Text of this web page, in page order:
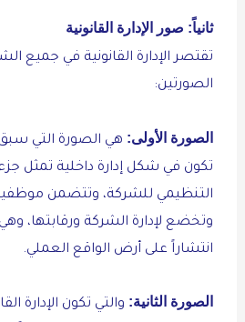
ثانياً: صور الإدارة القانونية
تقتصر الإدارة القانونية في جميع
الصورتين:
الصورة الأولى: هي الصورة التي سبق
تكون في شكل إدارة داخلية تمثل
التنظيمي للشركة، وتتضمن
وتخضع لإدارة الشركة ورقابتها،
انتشاراً على أرض الواقع العملي.
الصورة الثانية: والتي تكون الإدارة